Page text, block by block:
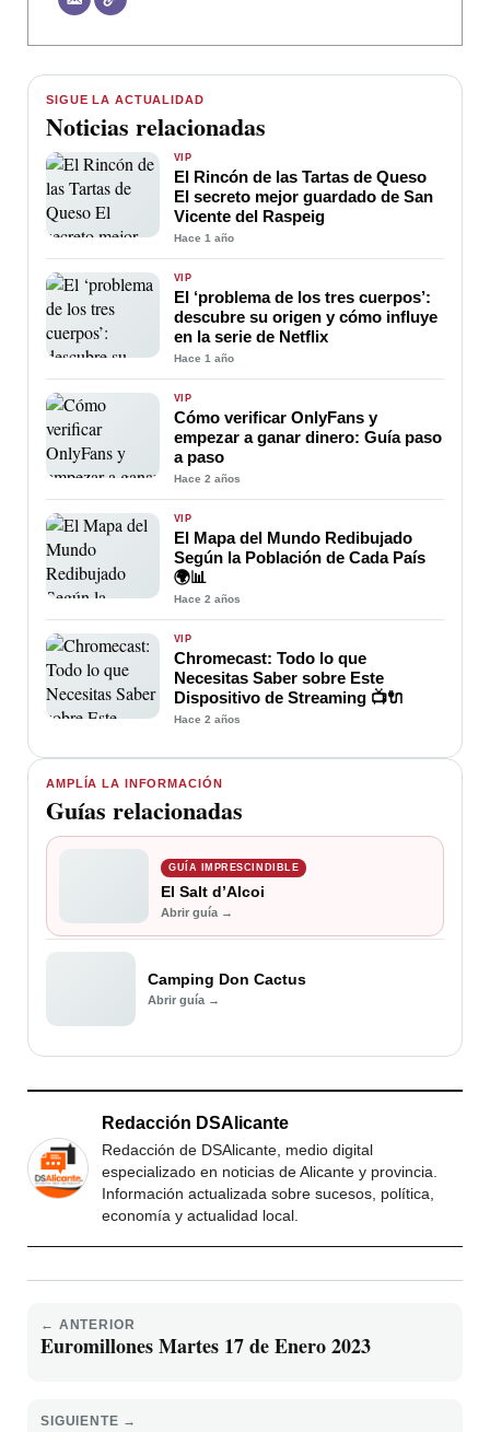
AMPLÍA LA INFORMACIÓN
Guías relacionadas
GUÍA IMPRESCINDIBLE
El Salt d’Alcoi
Abrir guía →
Camping Don Cactus
Abrir guía →
SIGUE LA ACTUALIDAD
Noticias relacionadas
VIP
El Rincón de las Tartas de Queso
El secreto mejor guardado de San
Vicente del Raspeig
Hace 1 año
VIP
El ‘problema de los tres cuerpos’:
descubre su origen y cómo influye
en la serie de Netflix
Hace 1 año
VIP
Cómo verificar OnlyFans y
empezar a ganar dinero: Guía paso
a paso
Hace 2 años
VIP
El Mapa del Mundo Redibujado
Según la Población de Cada País
🌍📊
Hace 2 años
VIP
Chromecast: Todo lo que
Necesitas Saber sobre Este
Dispositivo de Streaming 📺🔌
Hace 2 años
Redacción DSAlicante
Redacción de DSAlicante, medio digital
especializado en noticias de Alicante y provincia.
Información actualizada sobre sucesos, política,
economía y actualidad local.
← ANTERIOR
Euromillones Martes 17 de Enero 2023
SIGUIENTE →